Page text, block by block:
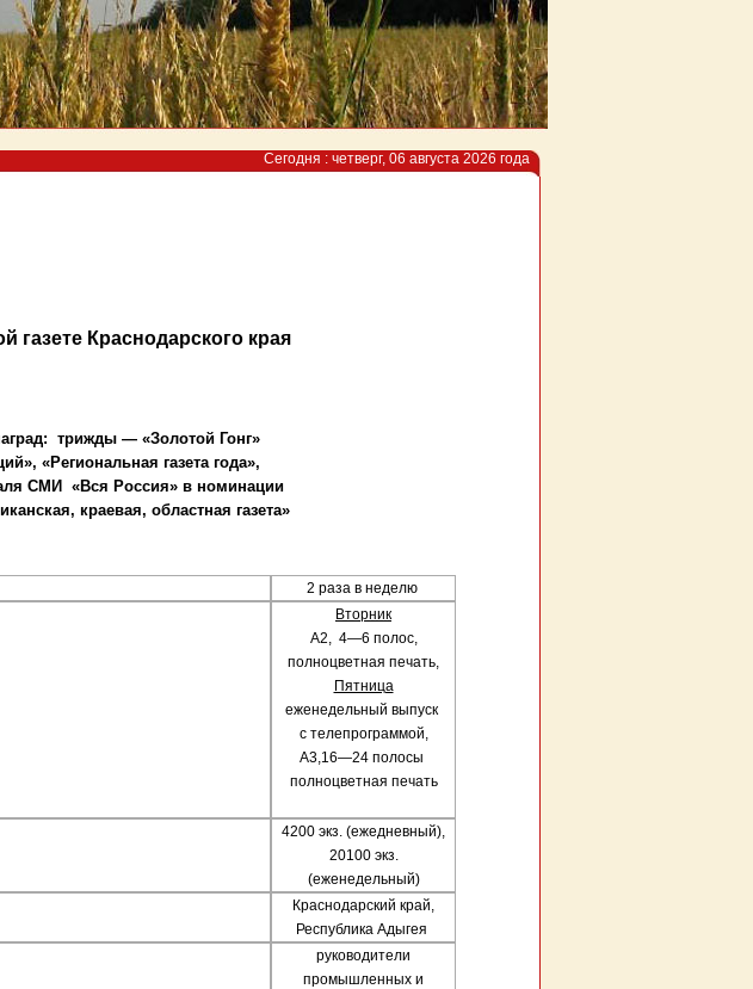
Сегодня : четверг, 06 августа 2026 года
газете Краснодарского края
трижды — «Золотой Гонг»
«Региональная газета года»,
СМИ «Вся Россия» в номинации
краевая, областная газета»
2 раза в неделю
Вторник
А2, 4—6 полос,
полноцветная печать,
Пятница
еженедельный выпуск
с телепрограммой,
А3,16—24 полосы
полноцветная печать
4200 экз. (ежедневный),
20100 экз.
(еженедельный)
Краснодарский край,
Республика Адыгея
руководители
промышленных и